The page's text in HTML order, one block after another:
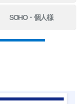
SOHO・個人様